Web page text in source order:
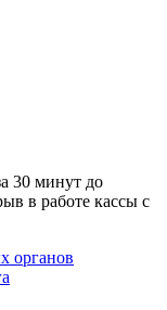
30 минут до
в работе кассы с